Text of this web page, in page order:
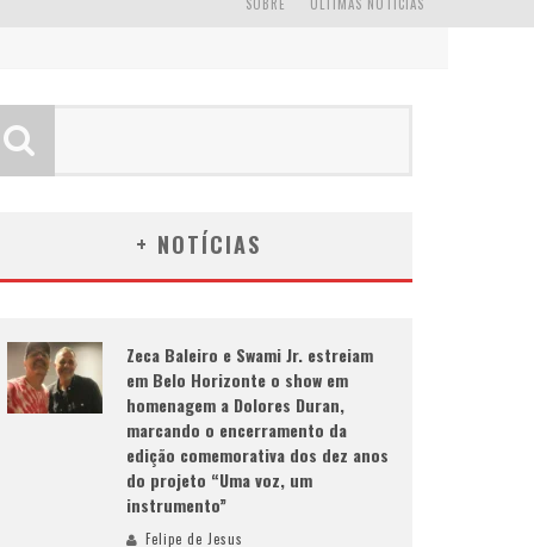
+ NOTÍCIAS
Zeca Baleiro e Swami Jr. estreiam
em Belo Horizonte o show em
homenagem a Dolores Duran,
marcando o encerramento da
edição comemorativa dos dez anos
do projeto “Uma voz, um
instrumento”
Felipe de Jesus